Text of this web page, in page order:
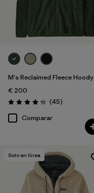
M's Reclaimed Fleece Hoody
€ 200
Puntuación: 4.3 / 5
(45Reseñas
)
Comparar
Solo en línea